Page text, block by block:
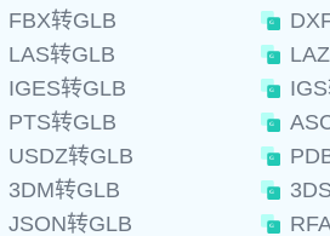
FBX转GLB
LAS转GLB
IGES转GLB
PTS转GLB
USDZ转GLB
3DM转GLB
JSON转GLB